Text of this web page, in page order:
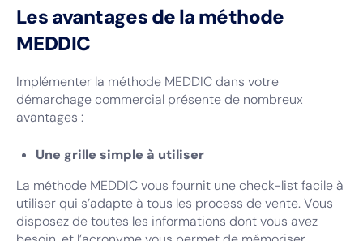
Les avantages de la méthode
MEDDIC
Implémenter la méthode MEDDIC dans votre
démarchage commercial présente de nombreux
avantages :
Une grille simple à utiliser
La méthode MEDDIC vous fournit une check-list facile à
utiliser qui s’adapte à tous les process de vente. Vous
disposez de toutes les informations dont vous avez